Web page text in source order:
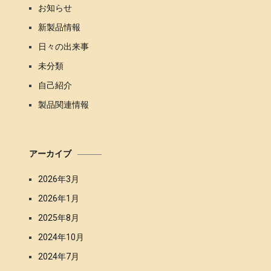
お知らせ
新製品情報
日々の出来事
未分類
自己紹介
製品関連情報
アーカイブ
2026年3月
2026年1月
2025年8月
2024年10月
2024年7月